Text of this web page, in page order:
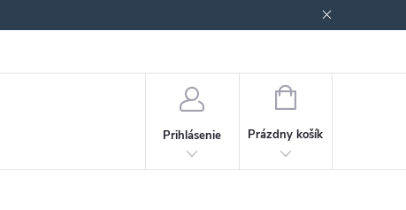
Prihlásenie
NÁKUPNÝ
Prázdny košík